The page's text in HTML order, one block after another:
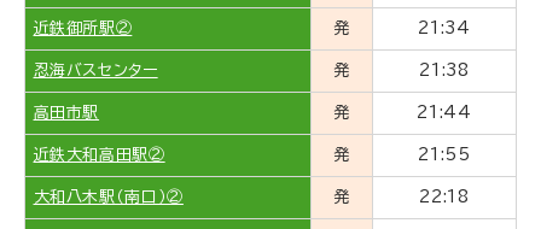
近鉄御所駅② 発 21:34
忍海バスセンター 発 21:38
高田市駅 発 21:44
近鉄大和高田駅② 発 21:55
大和八木駅（南口）② 発 22:18